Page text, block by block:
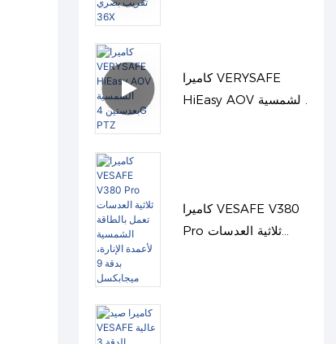
كاميرا VERYSAFE
HiEasy AOV الشمسية
كاميرا VESAFE V380
Pro ثلاثية العدسات